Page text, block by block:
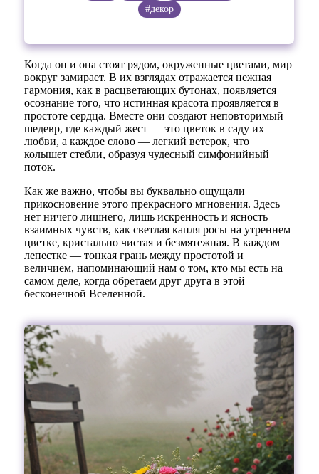
#декор
Когда он и она стоят рядом, окруженные цветами, мир
вокруг замирает. В их взглядах отражается нежная
гармония, как в расцветающих бутонах, появляется
осознание того, что истинная красота проявляется в
простоте сердца. Вместе они создают неповторимый
шедевр, где каждый жест — это цветок в саду их
любви, а каждое слово — легкий ветерок, что
колышет стебли, образуя чудесный симфонийный
поток.
Как же важно, чтобы вы буквально ощущали
прикосновение этого прекрасного мгновения. Здесь
нет ничего лишнего, лишь искренность и ясность
взаимных чувств, как светлая капля росы на утреннем
цветке, кристально чистая и безмятежная. В каждом
лепестке — тонкая грань между простотой и
величием, напоминающий нам о том, кто мы есть на
самом деле, когда обретаем друг друга в этой
бесконечной Вселенной.